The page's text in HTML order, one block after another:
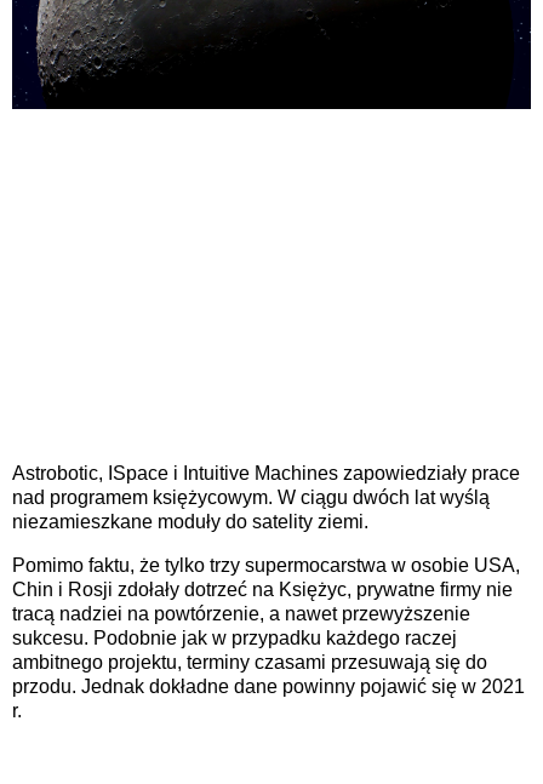
Astrobotic, ISpace i Intuitive Machines zapowiedziały prace
nad programem księżycowym. W ciągu dwóch lat wyślą
niezamieszkane moduły do satelity ziemi.
Pomimo faktu, że tylko trzy supermocarstwa w osobie USA,
Chin i Rosji zdołały dotrzeć na Księżyc, prywatne firmy nie
tracą nadziei na powtórzenie, a nawet przewyższenie
sukcesu. Podobnie jak w przypadku każdego raczej
ambitnego projektu, terminy czasami przesuwają się do
przodu. Jednak dokładne dane powinny pojawić się w 2021
r.